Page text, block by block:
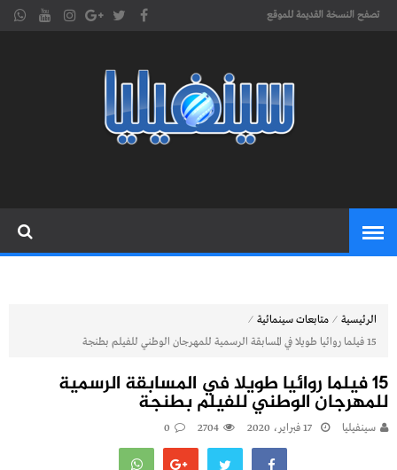
تصفح النسخة القديمة للموقع
الرئيسية ⁄ متابعات سينمائية ⁄
15 فيلما روائيا طويلا في المسابقة الرسمية للمهرجان الوطني للفيلم بطنجة
15 فيلما روائيا طويلا في المسابقة الرسمية
للمهرجان الوطني للفيلم بطنجة
سينفيليا 17 فبراير، 2020 2704
0